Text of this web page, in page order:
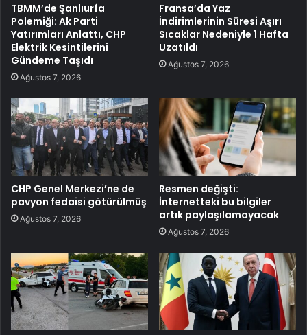
TBMM’de Şanlıurfa
Polemiği: Ak Parti
Yatırımları Anlattı, CHP
Elektrik Kesintilerini
Gündeme Taşıdı
Ağustos 7, 2026
Fransa’da Yaz
İndirimlerinin Süresi Aşırı
Sıcaklar Nedeniyle 1 Hafta
Uzatıldı
Ağustos 7, 2026
CHP Genel Merkezi’ne de
pavyon fedaisi götürülmüş
Ağustos 7, 2026
Resmen değişti:
İnternetteki bu bilgiler
artık paylaşılamayacak
Ağustos 7, 2026